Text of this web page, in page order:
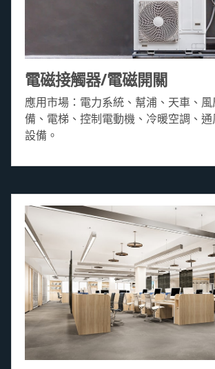
電磁接觸器/電磁開關
應用市場：電力系統、幫浦、天車、
備、電梯、控制電動機、冷暖空調、
設備。